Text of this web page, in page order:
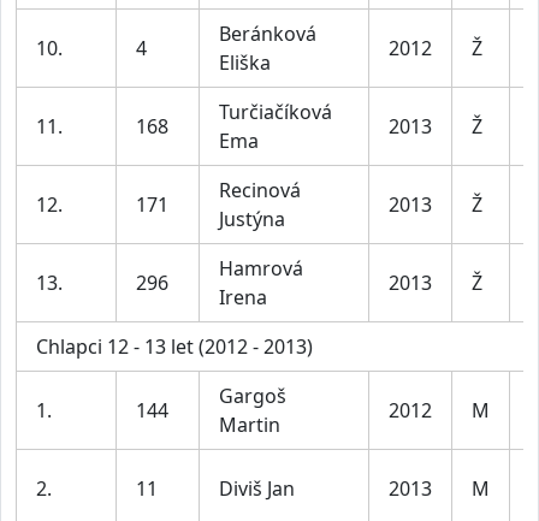
10. 4
Beránková
Eliška
2012 Ž
11. 168
Turčiačíková
Ema
2013 Ž
12. 171
Recinová
Justýna
2013 Ž
13. 296
Hamrová
Irena
2013 Ž
Chlapci 12 - 13 let (2012 - 2013)
1. 144
Gargoš
Martin
2012 M
2. 11 Diviš Jan 2013 M